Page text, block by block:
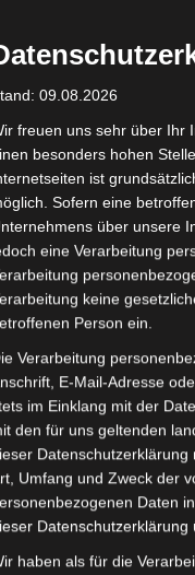
09.08.2026
freuen uns sehr über Ihr
besonders hohen
ist
Sofern eine
über unsere
eine Verarbeitung
keine
Person ein.
Verarbeitung
E-Mail-Adresse
im Einklang mit der
den für uns geltenden
Umfang und Zweck der
Daten
haben als für die